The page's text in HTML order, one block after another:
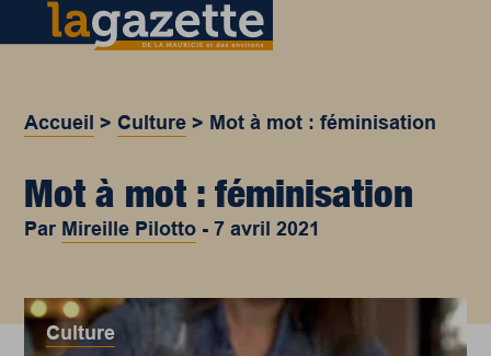
Accueil > Culture > Mot à mot : féminisation
Mot à mot : féminisation
Par Mireille Pilotto -7 avril 2021
Culture